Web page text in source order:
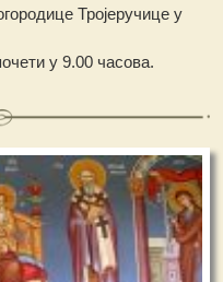
Тројеручице у
у 9.00 часова.